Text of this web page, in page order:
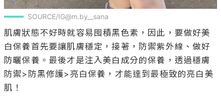
SOURCE/IG@m.by__sana
肌膚狀態不好時就容易囤積黑色素，因此，要做好美
白保養首先要讓肌膚穩定，接著，防禦紫外線、做好
防曬保養。最後才是注入美白成分的保養，透過穩膚
防禦>防黑修護>亮白保養，才能達到最極致的亮白美
肌！